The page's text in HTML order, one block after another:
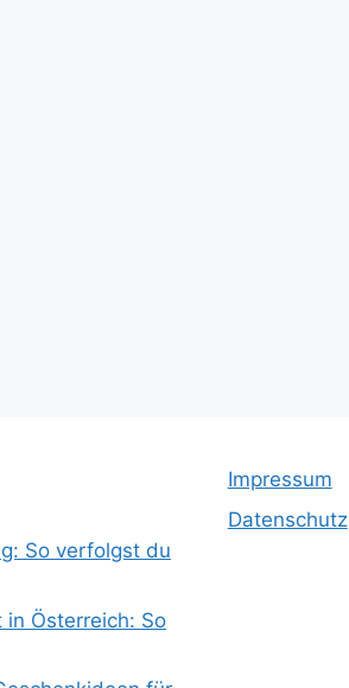
So verfolgst du
in Österreich: So
Impressum
Datenschutz